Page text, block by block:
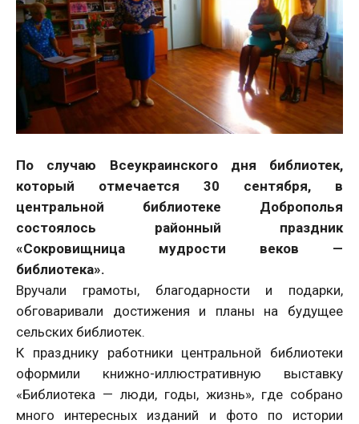
По случаю Всеукраинского дня библиотек,
который отмечается 30 сентября, в
центральной библиотеке Доброполья
состоялось районный праздник
«Сокровищница мудрости веков —
библиотека».
Вручали грамоты, благодарности и подарки,
обговаривали достижения и планы на будущее
сельских библиотек.
К празднику работники центральной библиотеки
оформили книжно-иллюстративную выставку
«Библиотека — люди, годы, жизнь», где собрано
много интересных изданий и фото по истории